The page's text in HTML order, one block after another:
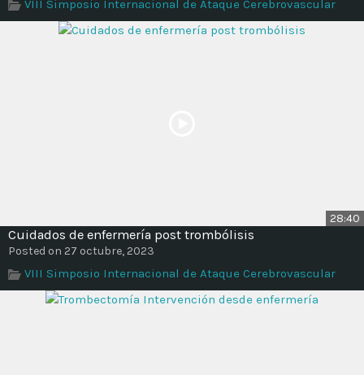
VIII Simposio Internacional de Ataque Cerebrovascular
28:40
Cuidados de enfermería post trombólisis
Posted on 27 octubre, 2023
VIII Simposio Internacional de Ataque Cerebrovascular